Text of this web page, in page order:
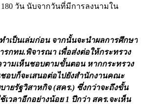
วัน นับจากวันที่มีการลงนามใน
ำเป็นเล่มก่อน จากนั้นจะนำผลการศึกษา
รกทม.พิจารณา เพื่อส่งต่อให้กระทรวง
ามเห็นชอบตามขั้นตอน หากกระทรวง
อบก็จะเสนอต่อไปยังสำนักงานคณะ
ายรัฐวิสาหกิจ (สคร.) ซึ่งกว่าจะถึงขั้น
เวลาอีกอย่างน้อย 1 ปีกว่า สคร.จะเห็น